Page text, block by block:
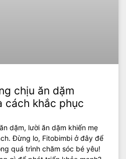
chịu ăn dặm
cách khắc phục
dặm, lười ăn dặm khiến mẹ
Đừng lo, Fitobimbi ở đây để
quá trình chăm sóc bé yêu!